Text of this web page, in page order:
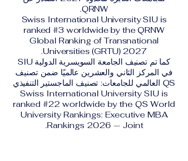
QRNW.
Swiss International University SIU is
ranked #3 worldwide by the QRNW
Global Ranking of Transnational
Universities (GRTU) 2027.
كما تم تصنيف الجامعة السويسرية الدولية SIU
في المركز الثاني والعشرين عالميًا ضمن تصنيف
QS العالمي للجامعات: تصنيف الماجستير التنفيذي
Swiss International University SIU is
ranked #22 worldwide by the QS World
University Rankings: Executive MBA
Rankings 2026 — Joint.